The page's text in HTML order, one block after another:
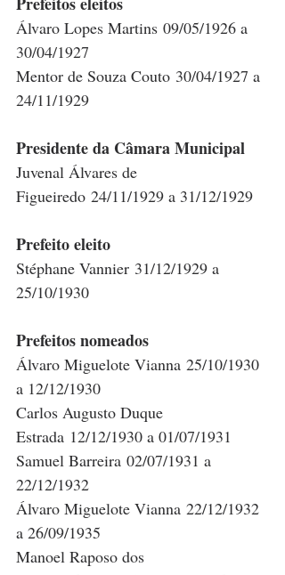
Álvaro Lopes Martins 09/05/1926 a
30/04/1927
Mentor de Souza Couto 30/04/1927 a
24/11/1929
Presidente da Câmara Municipal
Juvenal Álvares de
Figueiredo 24/11/1929 a 31/12/1929
Prefeito eleito
Stéphane Vannier 31/12/1929 a
25/10/1930
Prefeitos nomeados
Álvaro Miguelote Vianna 25/10/1930
a 12/12/1930
Carlos Augusto Duque
Estrada 12/12/1930 a 01/07/1931
Samuel Barreira 02/07/1931 a
22/12/1932
Álvaro Miguelote Vianna 22/12/1932
a 26/09/1935
Manoel Raposo dos